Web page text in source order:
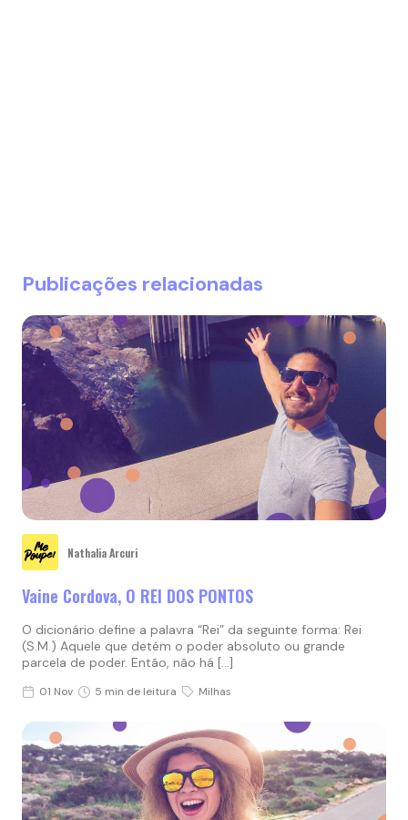
Publicações relacionadas
Nathalia Arcuri
Vaine Cordova, O REI DOS PONTOS
O dicionário define a palavra “Rei” da seguinte forma: Rei
(S.M.) Aquele que detém o poder absoluto ou grande
parcela de poder. Então, não há […]
01 Nov 5 min de leitura Milhas